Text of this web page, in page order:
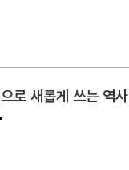
로 새롭게 쓰는 역사